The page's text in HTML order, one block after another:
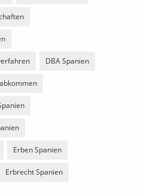
DBA Spanien
Erben Spanien
Erbrecht Spanien